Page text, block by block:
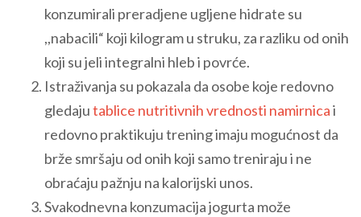
konzumirali preradjene ugljene hidrate su
,,nabacili“ koji kilogram u struku, za razliku od onih
koji su jeli integralni hleb i povrće.
Istraživanja su pokazala da osobe koje redovno
gledajutablice nutritivnih vrednosti namirnicai
redovno praktikuju trening imaju mogućnost da
brže smršaju od onih koji samo treniraju i ne
obraćaju pažnju na kalorijski unos.
Svakodnevna konzumacija jogurta može